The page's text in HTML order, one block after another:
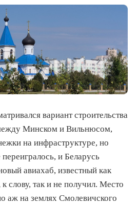
вариант строительства
Минском и Вильнюсом,
на инфраструктуре, но
и Беларусь
авиахаб, известный как
слову, так и не получил. Место
аж на землях Смолевичского